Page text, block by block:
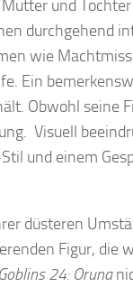
und
durchgehend
wie
Ein
Obwohl seine
Visuell
und einem
düsteren
Figur, die
24: Oruna